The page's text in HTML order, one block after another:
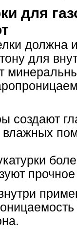
для
должна
для
создают
влажных